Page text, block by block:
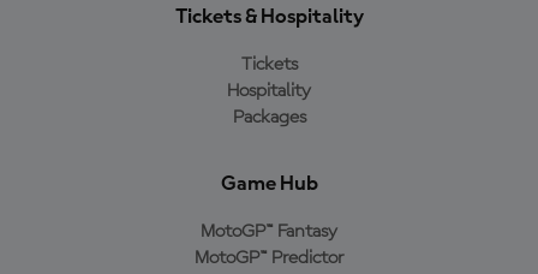
Tickets & Hospitality
Tickets
Hospitality
Packages
Game Hub
MotoGP™ Fantasy
MotoGP™ Predictor